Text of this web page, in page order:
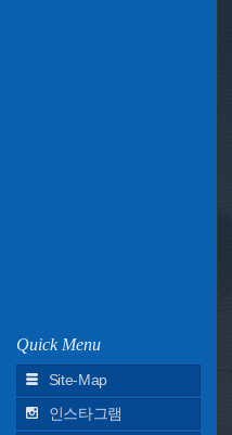
Quick Menu
Site-Map
인스타그램